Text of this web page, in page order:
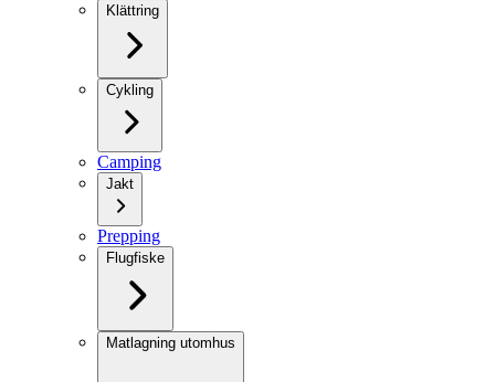
Klättring
Cykling
Camping
Jakt
Prepping
Flugfiske
Matlagning utomhus